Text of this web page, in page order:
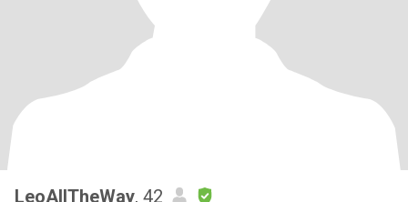
LeoAllTheWay, 42